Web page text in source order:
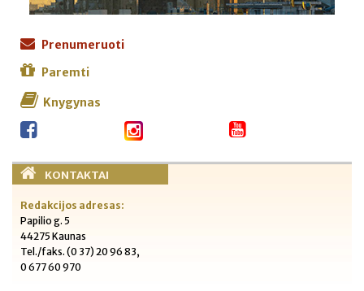
Prenumeruoti
Paremti
Knygynas
KONTAKTAI
Redakcijos adresas:
Papilio g. 5
44275 Kaunas
Tel./faks. (0 37) 20 96 83,
0 677 60 970